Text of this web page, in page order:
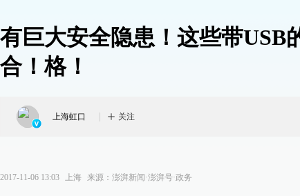
有巨大安全隐患！这些带USB
合！格！
上海虹口 关注
2017-11-06 13:03 上海 来源： 澎湃新闻·澎湃号·政务